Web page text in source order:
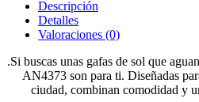
Descripción
Detalles
Valoraciones (0)
.Si buscas unas gafas de sol que
AN4373 son para ti. Diseñadas
ciudad, combinan comodidad y